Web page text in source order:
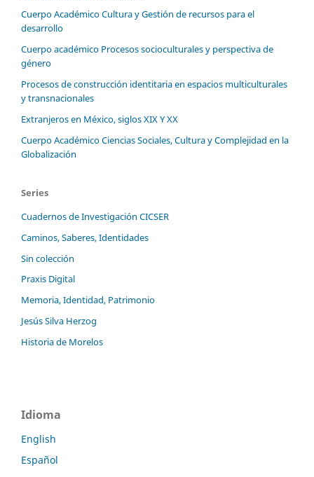
Cuerpo Académico Cultura y Gestión de recursos para el
desarrollo
Cuerpo académico Procesos socioculturales y perspectiva de
género
Procesos de construcción identitaria en espacios multiculturales
y transnacionales
Extranjeros en México, siglos XIX Y XX
Cuerpo Académico Ciencias Sociales, Cultura y Complejidad en la
Globalización
Series
Cuadernos de Investigación CICSER
Caminos, Saberes, Identidades
Sin colección
Praxis Digital
Memoria, Identidad, Patrimonio
Jesús Silva Herzog
Historia de Morelos
Idioma
English
Español